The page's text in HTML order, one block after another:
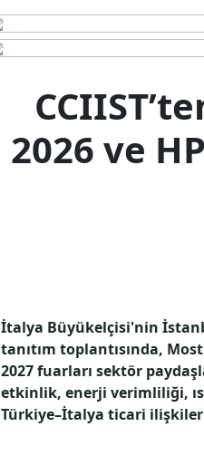
2026 ve
İtalya Büyükelçisi'nin
tanıtım toplantısında,
2027 fuarları sektör
etkinlik, enerji verimliliği,
Türkiye–İtalya ticari